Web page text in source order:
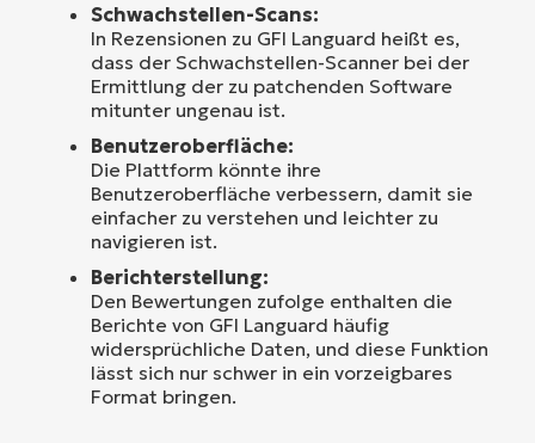
Schwachstellen-Scans:
In Rezensionen zu GFI Languard heißt es,
dass der Schwachstellen-Scanner bei der
Ermittlung der zu patchenden Software
mitunter ungenau ist.
Benutzeroberfläche:
Die Plattform könnte ihre
Benutzeroberfläche verbessern, damit sie
einfacher zu verstehen und leichter zu
navigieren ist.
Berichterstellung:
Den Bewertungen zufolge enthalten die
Berichte von GFI Languard häufig
widersprüchliche Daten, und diese Funktion
lässt sich nur schwer in ein vorzeigbares
Format bringen.